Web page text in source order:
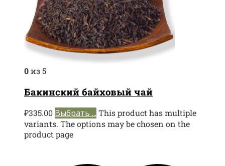
0из 5
Бакинский байховый чай
₽335.00 Выбрать ... This product has multiple
variants. The options may be chosen on the
product page